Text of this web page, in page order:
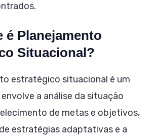
é Planejamento
Situacional?
estratégico situacional é um
a análise da situação
de metas e objetivos,
estratégias adaptativas e a